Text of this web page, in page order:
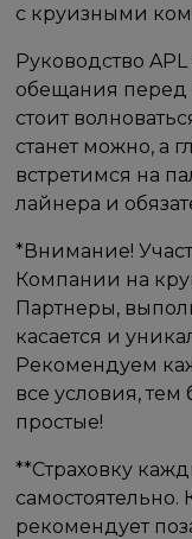
с круизными
Руководство
обещания перед
стоит
станет можно, а
встретимся на
лайнера и
*Внимание!
Компании на
Партнеры,
касается и
Рекомендуем
все условия, тем
простые!
**Страховку
самостоятельно.
рекомендует